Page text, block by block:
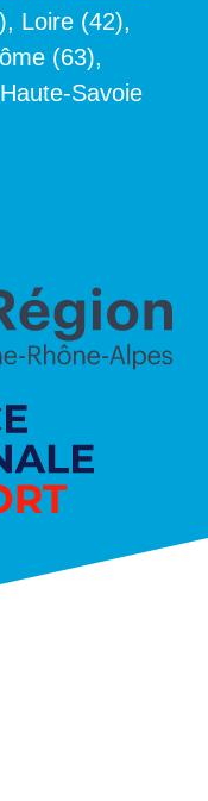
Loire (42),
(63),
Savoie